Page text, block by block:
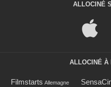
ALLOCINÉ
ALLOCINÉ À
Filmstarts Allemagne